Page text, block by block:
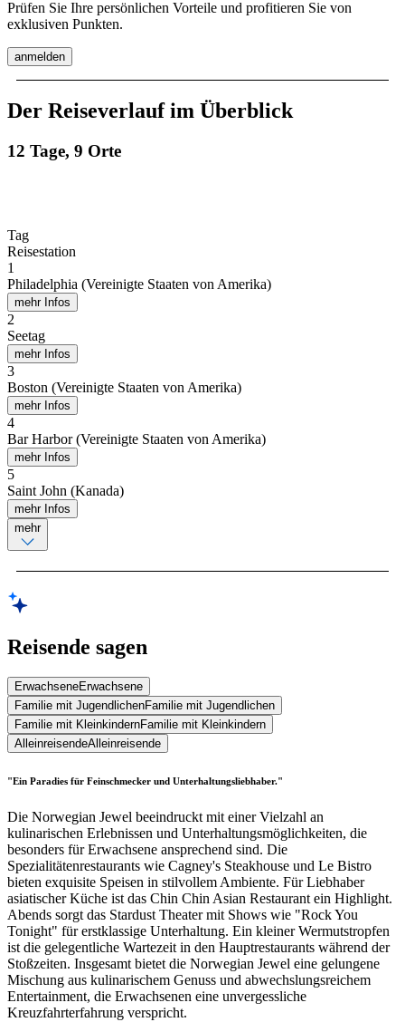
Prüfen Sie Ihre persönlichen Vorteile und profitieren Sie von
exklusiven Punkten.
anmelden
Der Reiseverlauf im Überblick
12 Tage, 9 Orte
Tag
Reisestation
1
Philadelphia (Vereinigte Staaten von Amerika)
mehr Infos
2
Seetag
mehr Infos
3
Boston (Vereinigte Staaten von Amerika)
mehr Infos
4
Bar Harbor (Vereinigte Staaten von Amerika)
mehr Infos
5
Saint John (Kanada)
mehr Infos
mehr
Reisende sagen
ErwachseneErwachsene
Familie mit JugendlichenFamilie mit Jugendlichen
Familie mit KleinkindernFamilie mit Kleinkindern
AlleinreisendeAlleinreisende
"Ein Paradies für Feinschmecker und Unterhaltungsliebhaber."
Die Norwegian Jewel beeindruckt mit einer Vielzahl an
kulinarischen Erlebnissen und Unterhaltungsmöglichkeiten, die
besonders für Erwachsene ansprechend sind. Die
Spezialitätenrestaurants wie Cagney's Steakhouse und Le Bistro
bieten exquisite Speisen in stilvollem Ambiente. Für Liebhaber
asiatischer Küche ist das Chin Chin Asian Restaurant ein Highlight.
Abends sorgt das Stardust Theater mit Shows wie "Rock You
Tonight" für erstklassige Unterhaltung. Ein kleiner Wermutstropfen
ist die gelegentliche Wartezeit in den Hauptrestaurants während der
Stoßzeiten. Insgesamt bietet die Norwegian Jewel eine gelungene
Mischung aus kulinarischem Genuss und abwechslungsreichem
Entertainment, die Erwachsenen eine unvergessliche
Kreuzfahrterfahrung verspricht.